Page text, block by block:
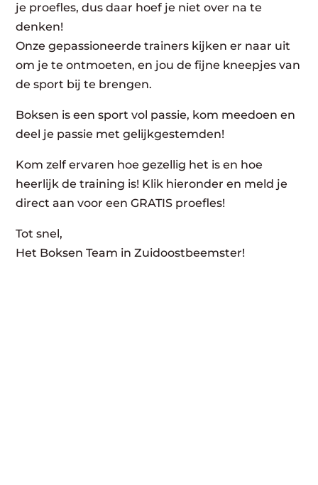
je proefles, dus daar hoef je niet over na te
denken!
Onze gepassioneerde trainers kijken er naar uit
om je te ontmoeten, en jou de fijne kneepjes van
de sport bij te brengen.
Boksen is een sport vol passie, kom meedoen en
deel je passie met gelijkgestemden!
Kom zelf ervaren hoe gezellig het is en hoe
heerlijk de training is! Klik hieronder en meld je
direct aan voor een GRATIS proefles!
Tot snel,
Het Boksen Team in Zuidoostbeemster!